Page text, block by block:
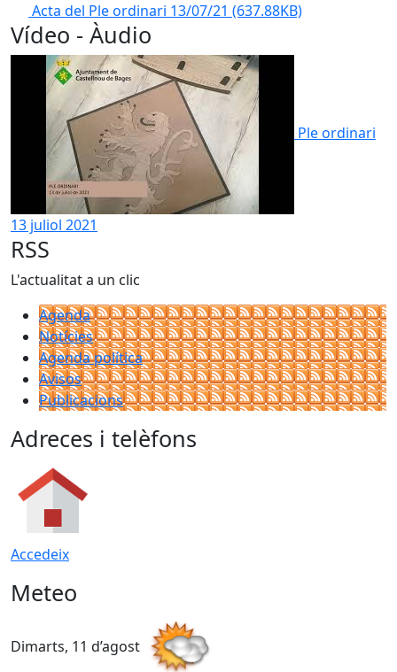
Acta del Ple ordinari 13/07/21 (637.88KB)
Vídeo - Àudio
Ple ordinari
13 juliol 2021
RSS
L'actualitat a un clic
Agenda
Notícies
Agenda política
Avisos
Publicacions
Adreces i telèfons
Accedeix
Meteo
Dimarts, 11 d’agost